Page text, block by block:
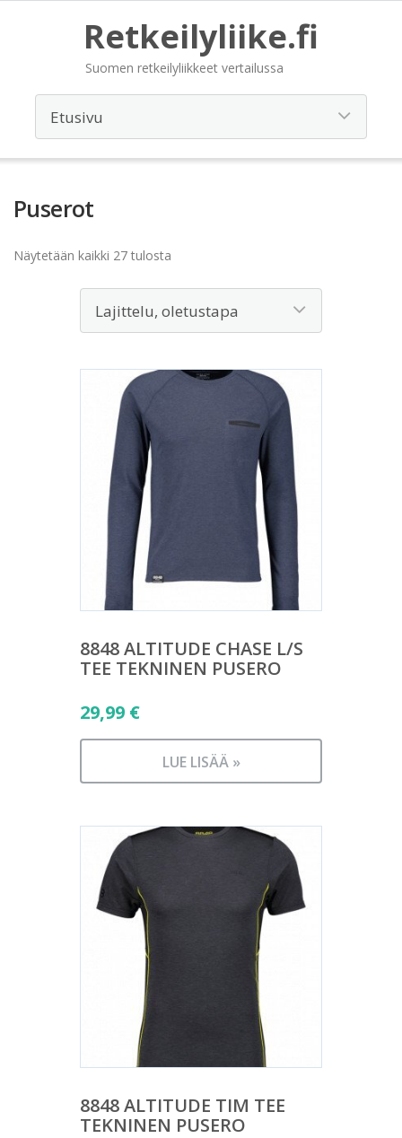
Retkeilyliike.fi
Suomen retkeilyliikkeet vertailussa
Puserot
Näytetään kaikki 27 tulosta
8848 ALTITUDE CHASE L/S
TEE TEKNINEN PUSERO
29,99 €
LUE LISÄÄ »
8848 ALTITUDE TIM TEE
TEKNINEN PUSERO